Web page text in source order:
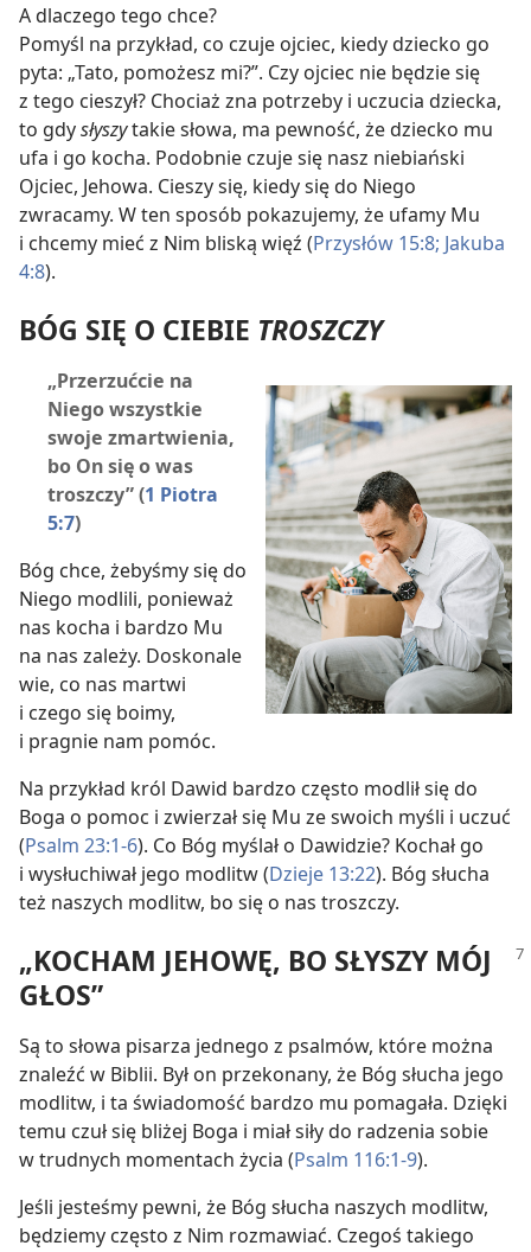
A dlaczego tego chce?
Pomyśl na przykład, co czuje ojciec, kiedy dziecko go
pyta: „Tato, pomożesz mi?”. Czy ojciec nie będzie się
z tego cieszył? Chociaż zna potrzeby i uczucia dziecka,
to gdysłyszytakie słowa, ma pewność, że dziecko mu
ufa i go kocha. Podobnie czuje się nasz niebiański
Ojciec, Jehowa. Cieszy się, kiedy się do Niego
zwracamy. W ten sposób pokazujemy, że ufamy Mu
i chcemy mieć z Nim bliską więź (Przysłów 15:8; Jakuba
4:8).
BÓG SIĘ O CIEBIE TROSZCZY
„Przerzućcie na
Niego wszystkie
swoje zmartwienia,
bo On się o was
troszczy” (1 Piotra
5:7)
Bóg chce, żebyśmy się do
Niego modlili, ponieważ
nas kocha i bardzo Mu
na nas zależy. Doskonale
wie, co nas martwi
i czego się boimy,
i pragnie nam pomóc.
Na przykład król Dawid bardzo często modlił się do
Boga o pomoc i zwierzał się Mu ze swoich myśli i uczuć
(Psalm 23:1-6). Co Bóg myślał o Dawidzie? Kochał go
i wysłuchiwał jego modlitw (Dzieje 13:22). Bóg słucha
też naszych modlitw, bo się o nas troszczy.
„KOCHAM JEHOWĘ, BO SŁYSZY MÓJ
GŁOS”
Są to słowa pisarza jednego z psalmów, które można
znaleźć w Biblii. Był on przekonany, że Bóg słucha jego
modlitw, i ta świadomość bardzo mu pomagała. Dzięki
temu czuł się bliżej Boga i miał siły do radzenia sobie
w trudnych momentach życia (Psalm 116:1-9).
Jeśli jesteśmy pewni, że Bóg słucha naszych modlitw,
będziemy często z Nim rozmawiać. Czegoś takiego